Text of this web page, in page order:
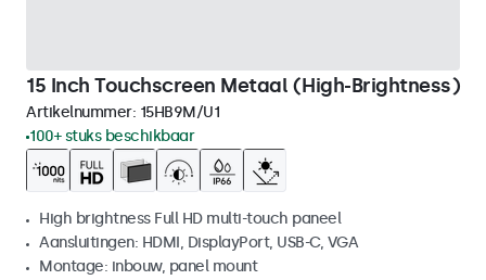
15 Inch Touchscreen Metaal (High-Brightness)
Artikelnummer: 15HB9M/U1
100+ stuks beschikbaar
High brightness Full HD multi-touch paneel
Aansluitingen: HDMI, DisplayPort, USB-C, VGA
Montage: inbouw, panel mount